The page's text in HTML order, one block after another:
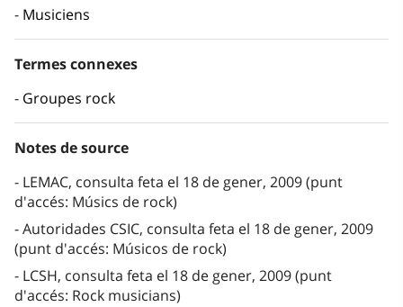
Musiciens
Termes connexes
Groupes rock
Notes de source
LEMAC, consulta feta el 18 de gener, 2009 (punt
d'accés: Músics de rock)
Autoridades CSIC, consulta feta el 18 de gener, 2009
(punt d'accés: Músicos de rock)
LCSH, consulta feta el 18 de gener, 2009 (punt
d'accés: Rock musicians)